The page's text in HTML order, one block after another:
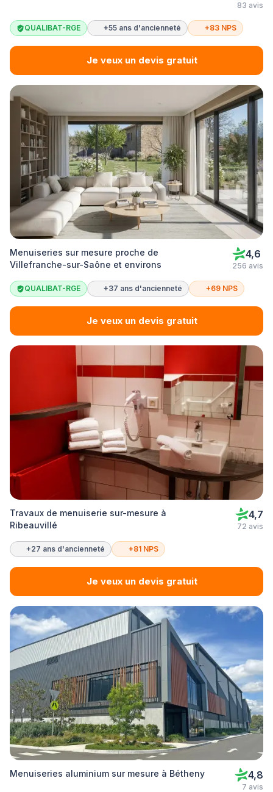
83 avis
QUALIBAT-RGE +55 ans d'ancienneté +83 NPS
Je veux un devis gratuit
Menuiseries sur mesure proche de
Villefranche-sur-Saône et environs
4,6
256 avis
QUALIBAT-RGE +37 ans d'ancienneté +69 NPS
Je veux un devis gratuit
Travaux de menuiserie sur-mesure à
Ribeauvillé
4,7
72 avis
+27 ans d'ancienneté +81 NPS
Je veux un devis gratuit
Menuiseries aluminium sur mesure à Bétheny 4,8
7 avis